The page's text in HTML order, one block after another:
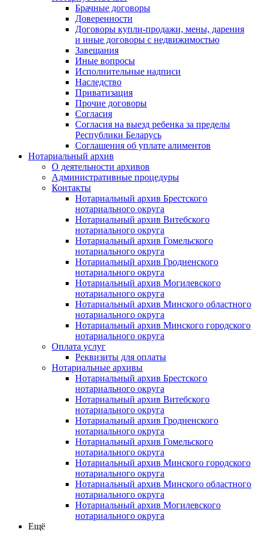
Брачные договоры
Доверенности
Договоры купли-продажи, мены, дарения
и иные договоры с недвижимостью
Завещания
Иные вопросы
Исполнительные надписи
Наследство
Приватизация
Прочие договоры
Согласия
Согласия на выезд ребенка за пределы
Республики Беларусь
Соглашения об уплате алиментов
Нотариальный архив
О деятельности архивов
Административные процедуры
Контакты
Нотариальный архив Брестского
нотариального округа
Нотариальный архив Витебского
нотариального округа
Нотариальный архив Гомельского
нотариального округа
Нотариальный архив Гродненского
нотариального округа
Нотариальный архив Могилевского
нотариального округа
Нотариальный архив Минского областного
нотариального округа
Нотариальный архив Минского городского
нотариального округа
Оплата услуг
Реквизиты для оплаты
Нотариальные архивы
Нотариальный архив Брестского
нотариального округа
Нотариальный архив Витебского
нотариального округа
Нотариальный архив Гродненского
нотариального округа
Нотариальный архив Гомельского
нотариального округа
Нотариальный архив Минского городского
нотариального округа
Нотариальный архив Минского областного
нотариального округа
Нотариальный архив Могилевского
нотариального округа
Ещё